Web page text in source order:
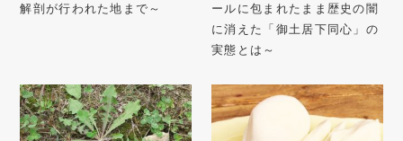
解剖が行われた地まで～
ールに包まれたまま歴史の闇
に消えた「御土居下同心」の
実態とは～